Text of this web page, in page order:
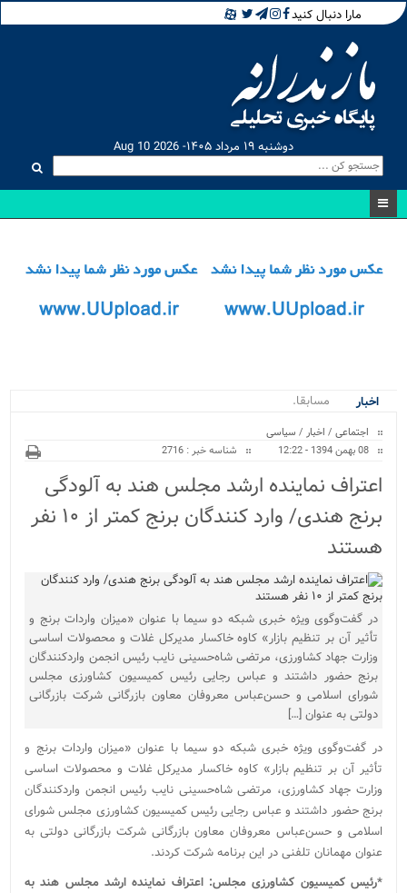
مارا دنبال کنید
دوشنبه ۱۹ مرداد ۱۴۰۵- Aug 10 2026
اخبار
مسابقات کراسفیت ن_
اجتماعی / اخبار / سیاسی
08 بهمن 1394 - 12:22
شناسه خبر : 2716
اعتراف نماینده ارشد مجلس هند به آلودگی
برنج‌ هندی/ وارد کنندگان برنج کمتر از ۱۰ نفر
هستند
در گفت‌وگوی ویژه خبری شبکه دو سیما با عنوان «میزان واردات برنج و
تأثیر آن بر تنظیم بازار» کاوه خاکسار مدیرکل غلات و محصولات اساسی
وزارت جهاد کشاورزی، مرتضی شاه‌حسینی نایب رئیس انجمن واردکنندگان
برنج حضور داشتند و عباس رجایی رئیس کمیسیون کشاورزی مجلس
شورای اسلامی و حسن‌عباس معروفان معاون بازرگانی شرکت بازرگانی
دولتی به عنوان […]
در گفت‌وگوی ویژه خبری شبکه دو سیما با عنوان «میزان واردات برنج و
تأثیر آن بر تنظیم بازار» کاوه خاکسار مدیرکل غلات و محصولات اساسی
وزارت جهاد کشاورزی، مرتضی شاه‌حسینی نایب رئیس انجمن واردکنندگان
برنج حضور داشتند و عباس رجایی رئیس کمیسیون کشاورزی مجلس شورای
اسلامی و حسن‌عباس معروفان معاون بازرگانی شرکت بازرگانی دولتی به
عنوان مهمانان تلفنی در این برنامه شرکت کردند.
*رئیس کمیسیون کشاورزی مجلس: اعتراف نماینده ارشد مجلس هند به